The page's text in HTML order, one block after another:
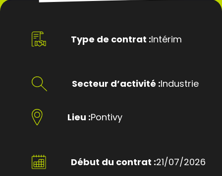
Type de contrat :Intérim
Secteur d’activité :Industrie
Lieu :Pontivy
Début du contrat :21/07/2026